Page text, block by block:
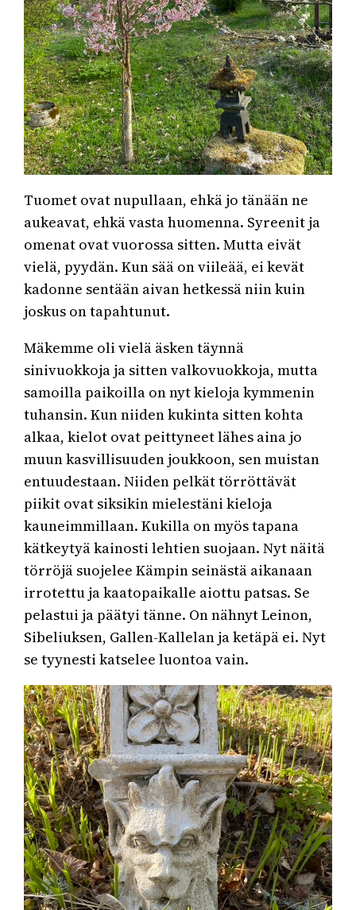
Tuomet ovat nupullaan, ehkä jo tänään ne
aukeavat, ehkä vasta huomenna. Syreenit ja
omenat ovat vuorossa sitten. Mutta eivät
vielä, pyydän. Kun sää on viileää, ei kevät
kadonne sentään aivan hetkessä niin kuin
joskus on tapahtunut.
Mäkemme oli vielä äsken täynnä
sinivuokkoja ja sitten valkovuokkoja, mutta
samoilla paikoilla on nyt kieloja kymmenin
tuhansin. Kun niiden kukinta sitten kohta
alkaa, kielot ovat peittyneet lähes aina jo
muun kasvillisuuden joukkoon, sen muistan
entuudestaan. Niiden pelkät törröttävät
piikit ovat siksikin mielestäni kieloja
kauneimmillaan. Kukilla on myös tapana
kätkeytyä kainosti lehtien suojaan. Nyt näitä
törröjä suojelee Kämpin seinästä aikanaan
irrotettu ja kaatopaikalle aiottu patsas. Se
pelastui ja päätyi tänne. On nähnyt Leinon,
Sibeliuksen, Gallen-Kallelan ja ketäpä ei. Nyt
se tyynesti katselee luontoa vain.